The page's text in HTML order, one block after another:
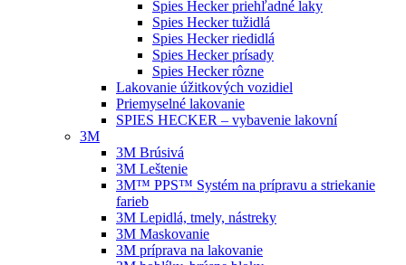
Spies Hecker priehľadné laky
Spies Hecker tužidlá
Spies Hecker riedidlá
Spies Hecker prísady
Spies Hecker rôzne
Lakovanie úžitkových vozidiel
Priemyselné lakovanie
SPIES HECKER – vybavenie lakovní
3M
3M Brúsivá
3M Leštenie
3M™ PPS™ Systém na prípravu a striekanie
farieb
3M Lepidlá, tmely, nástreky
3M Maskovanie
3M príprava na lakovanie